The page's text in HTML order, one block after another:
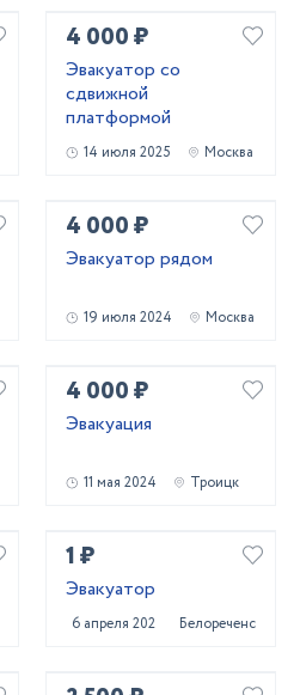
4 000 ₽
Эвакуатор со
сдвижной
платформой
14 июля 2025 Москва
4 000 ₽
Эвакуатор рядом
19 июля 2024 Москва
4 000 ₽
Эвакуация
11 мая 2024 Троицк
1 ₽
Эвакуатор
6 апреля 2023 Белореченск